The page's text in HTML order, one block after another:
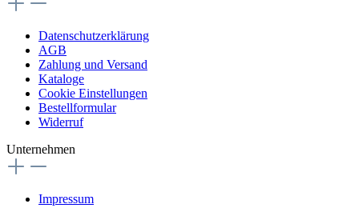
Datenschutzerklärung
AGB
Zahlung und Versand
Kataloge
Cookie Einstellungen
Bestellformular
Widerruf
Unternehmen
Impressum